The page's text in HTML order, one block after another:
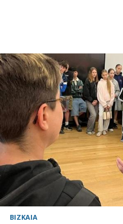
BIZKAIA